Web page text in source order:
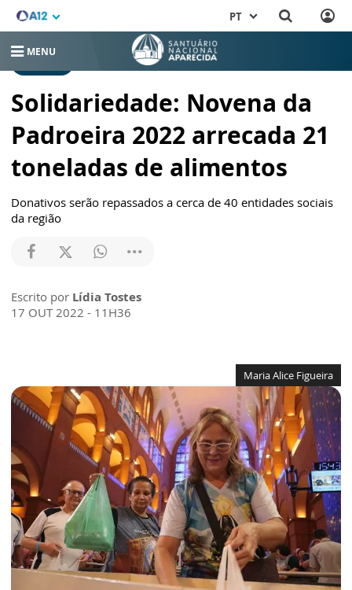
PT
MENU
Solidariedade: Novena da
Padroeira 2022 arrecada 21
toneladas de alimentos
Donativos serão repassados a cerca de 40 entidades sociais
da região
Escrito por Lídia Tostes
17 OUT 2022 - 11H36
Maria Alice Figueira